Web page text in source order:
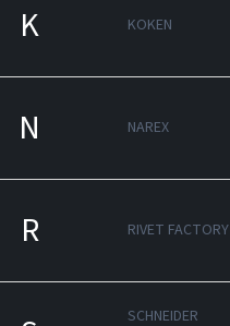
K KOKEN
N NAREX
R RIVET FACTORY
SCHNEIDER